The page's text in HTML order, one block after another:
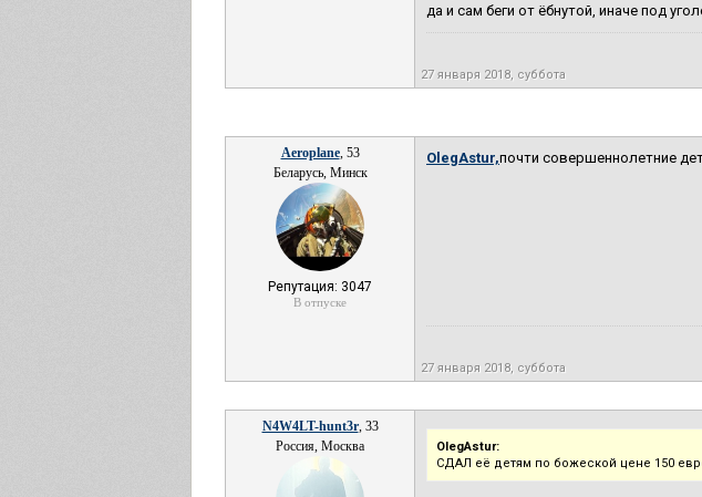
да и сам беги от ёбнутой, иначе под
27 января 2018, суббота
Aeroplane, 53
Беларусь, Минск
Репутация: 3047
В отпуске
OlegAstur,почти совершеннолетние
27 января 2018, суббота
N4W4LT-hunt3r, 33
Россия, Москва
OlegAstur:
СДАЛ её детям по божеской цене 150